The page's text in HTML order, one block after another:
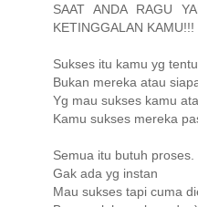
SAAT ANDA RAGU
KETINGGALAN KAMU!!!
Sukses itu kamu yg
Bukan mereka atau
Yg mau sukses kamu
Kamu sukses mereka
Semua itu butuh proses.
Gak ada yg instan
Mau sukses tapi cuma